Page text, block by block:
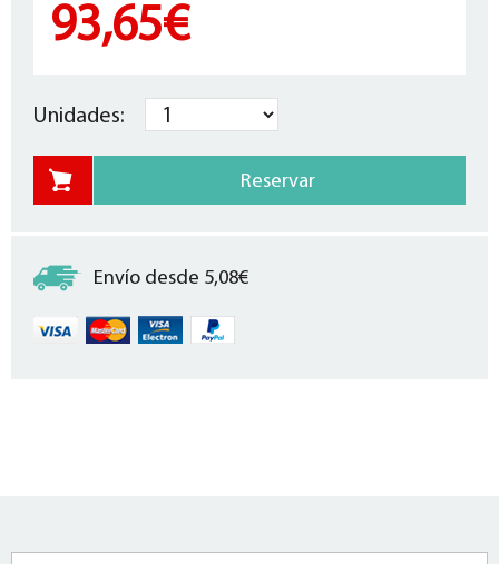
93,65€
Unidades:
Envío desde 5,08€